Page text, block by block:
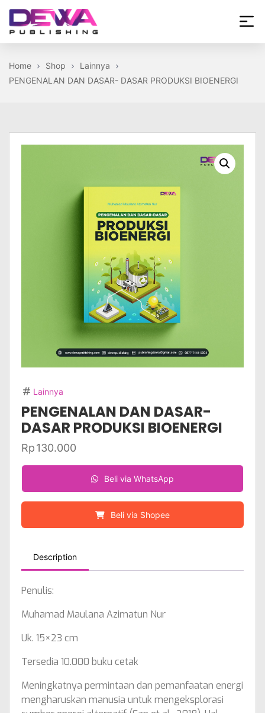
Skip
theDewa
Home
Shop
Lainnya
PENGENALAN DAN DASAR- DASAR PRODUKSI BIOENERGI
Lainnya
PENGENALAN DAN DASAR-
DASAR PRODUKSI BIOENERGI
Rp130.000
Beli via WhatsApp
Beli via Shopee
Description
Penulis:
Muhamad Maulana Azimatun Nur
Uk. 15×23 cm
Tersedia 10.000 buku cetak
Meningkatnya permintaan dan pemanfaatan energi
mengharuskan manusia untuk mengeksplorasi